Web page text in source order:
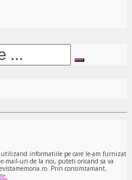
informatiile pe care le-am furnizat
mail-uri de la noi, puteti oricand sa va
Prin consimtamant,